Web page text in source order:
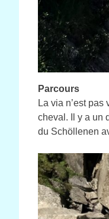
Parcours
La via n’est
cheval. Il y a un
du Schöllenen